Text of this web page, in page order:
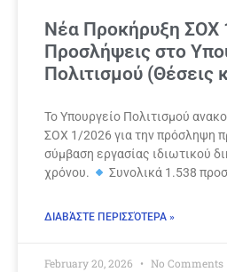
Νέα Προκήρυξη ΣΟΧ
Προσλήψεις στο
Πολιτισμού (Θέσεις
Το Υπουργείο Πολιτισμού
ΣΟΧ 1/2026 για την πρόσληψη
σύμβαση εργασίας ιδιωτικού
χρόνου.
Συνολικά 1.538
ΔΙΑΒΆΣΤΕ ΠΕΡΙΣΣΌΤΕΡΑ »
February 20, 2026 No Comments